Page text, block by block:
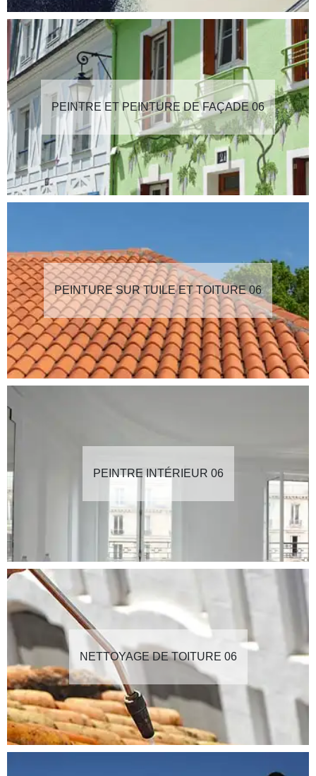
PEINTRE ET PEINTURE DE FAÇADE 06
PEINTURE SUR TUILE ET TOITURE 06
PEINTRE INTÉRIEUR 06
NETTOYAGE DE TOITURE 06